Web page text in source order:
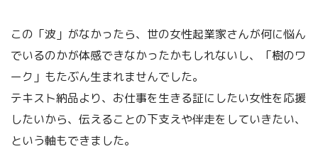
この「波」がなかったら、世の女性起業家さんが何に悩ん
でいるのかが体感できなかったかもしれないし、「樹のワ
ーク」もたぶん生まれませんでした。
テキスト納品より、お仕事を生きる証にしたい女性を応援
したいから、伝えることの下支えや伴走をしていきたい、
という軸もできました。